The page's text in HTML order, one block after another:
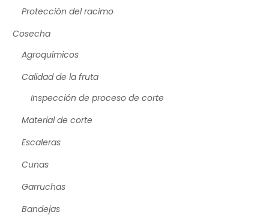
Protección del racimo
Cosecha
Agroquímicos
Calidad de la fruta
Inspección de proceso de corte
Material de corte
Escaleras
Cunas
Garruchas
Bandejas